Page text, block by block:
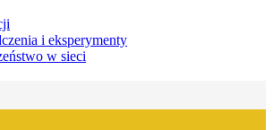
i eksperymenty
w sieci